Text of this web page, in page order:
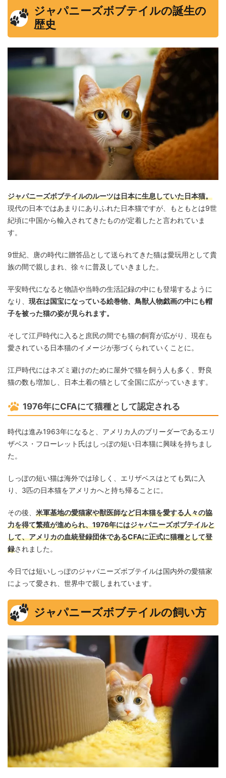
ジャパニーズボブテイルの誕生の
歴史
ジャパニーズボブテイルのルーツは日本に生息していた日本猫。
現代の日本ではあまりにありふれた日本猫ですが、もともとは9世
紀頃に中国から輸入されてきたものが定着したと言われていま
す。
9世紀、唐の時代に贈答品として送られてきた猫は愛玩用として貴
族の間で親しまれ、徐々に普及していきました。
平安時代になると物語や当時の生活記録の中にも登場するように
なり、 現在は国宝になっている絵巻物、鳥獣人物戯画の中にも帽
子を被った猫の姿が見られます。
そして江戸時代に入ると庶民の間でも猫の飼育が広がり、現在も
愛されている日本猫のイメージが形づくられていくことに。
江戸時代にはネズミ避けのために屋外で猫を飼う人も多く、野良
猫の数も増加し、日本土着の猫として全国に広がっていきます。
1976年にCFAにて猫種として認定される
時代は進み1963年になると、アメリカ人のブリーダーであるエリ
ザベス・フローレット氏はしっぽの短い日本猫に興味を持ちまし
た。
しっぽの短い猫は海外では珍しく、エリザベスはとても気に入
り、3匹の日本猫をアメリカへと持ち帰ることに。
その後、 米軍基地の愛猫家や獣医師など日本猫を愛する人々の協
力を得て繁殖が進められ、1976年にはジャパニーズボブテイルと
して、アメリカの血統登録団体であるCFAに正式に猫種として登
録されました。
今日では短いしっぽのジャパニーズボブテイルは国内外の愛猫家
によって愛され、世界中で親しまれています。
ジャパニーズボブテイルの飼い方